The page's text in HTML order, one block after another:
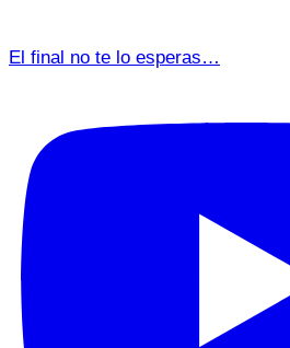
El final no te lo esperas…